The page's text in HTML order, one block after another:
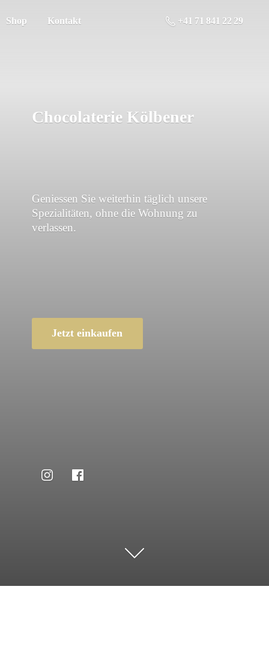
Shop Kontakt +41 71 841 22 29
Chocolaterie Kölbener
Geniessen Sie weiterhin täglich unsere
Spezialitäten, ohne die Wohnung zu
verlassen.
Jetzt einkaufen